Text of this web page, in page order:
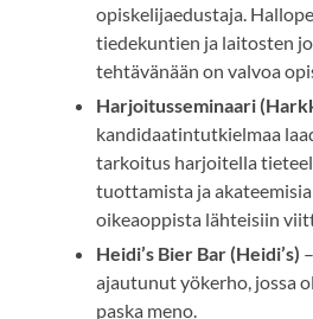
opiskelijaedustaja.
tiedekuntien ja laitosten
tehtävänään on valvoa
Harjoitusseminaari
kandidaatintutkielmaa
tarkoitus harjoitella
tuottamista ja
oikeaoppista lähteisiin
Heidi’s Bier Bar (Heidi’s)
ajautunut yökerho, jossa
paska meno.